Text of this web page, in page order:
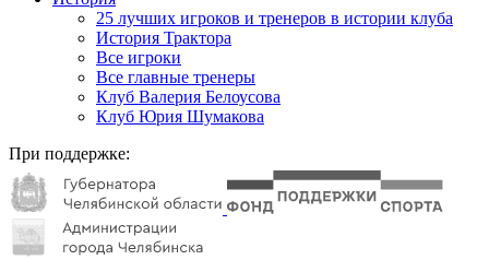
25 лучших игроков и тренеров в истории клуба
История Трактора
Все игроки
Все главные тренеры
Клуб Валерия Белоусова
Клуб Юрия Шумакова
При поддержке: